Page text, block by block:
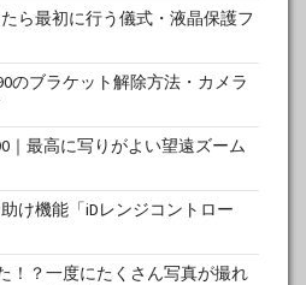
ら最初に行う儀式・液晶保護フ
のブラケット解除方法・カメラ
｜最高に写りがよい望遠ズーム
け機能「iDレンジコントロー
！？一度にたくさん写真が撮れ